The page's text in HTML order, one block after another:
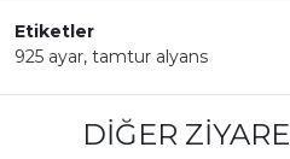
Etiketler
925 ayar, tamtur alyans
DIĞER